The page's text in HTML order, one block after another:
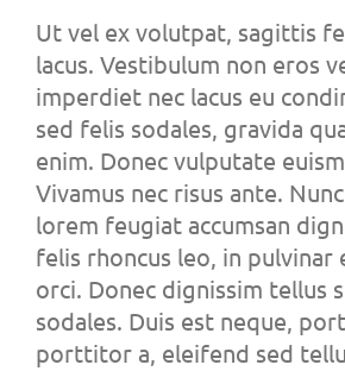
Ut vel ex volutpat, sagittis
lacus. Vestibulum non eros
imperdiet nec lacus eu
sed felis sodales, gravida
enim. Donec vulputate
Vivamus nec risus ante. Nunc
lorem feugiat accumsan
felis rhoncus leo, in pulvinar
orci. Donec dignissim tellus
sodales. Duis est neque,
porttitor a, eleifend sed